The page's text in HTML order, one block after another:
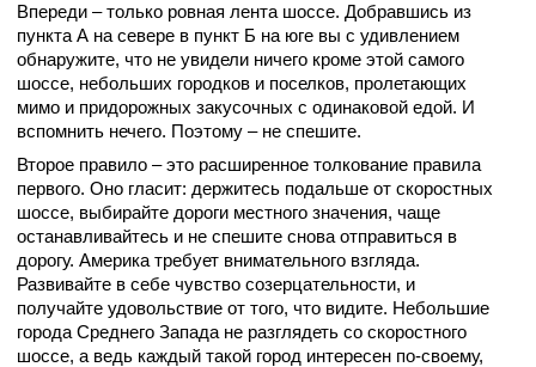
Впереди – только ровная лента шоссе. Добравшись из
пункта А на севере в пункт Б на юге вы с удивлением
обнаружите, что не увидели ничего кроме этой самого
шоссе, небольших городков и поселков, пролетающих
мимо и придорожных закусочных с одинаковой едой. И
вспомнить нечего. Поэтому – не спешите.
Второе правило – это расширенное толкование правила
первого. Оно гласит: держитесь подальше от скоростных
шоссе, выбирайте дороги местного значения, чаще
останавливайтесь и не спешите снова отправиться в
дорогу. Америка требует внимательного взгляда.
Развивайте в себе чувство созерцательности, и
получайте удовольствие от того, что видите. Небольшие
города Среднего Запада не разглядеть со скоростного
шоссе, а ведь каждый такой город интересен по-своему,